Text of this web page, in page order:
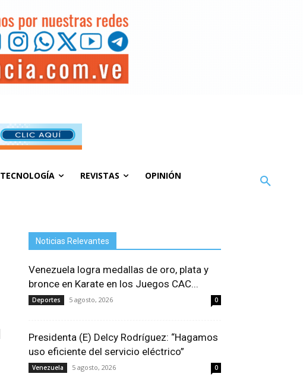
TECNOLOGÍA REVISTAS OPINIÓN
Noticias Relevantes
Venezuela logra medallas de oro, plata y
bronce en Karate en los Juegos CAC...
Deportes 5 agosto, 2026 0
Presidenta (E) Delcy Rodríguez: “Hagamos
uso eficiente del servicio eléctrico”
Venezuela 5 agosto, 2026 0